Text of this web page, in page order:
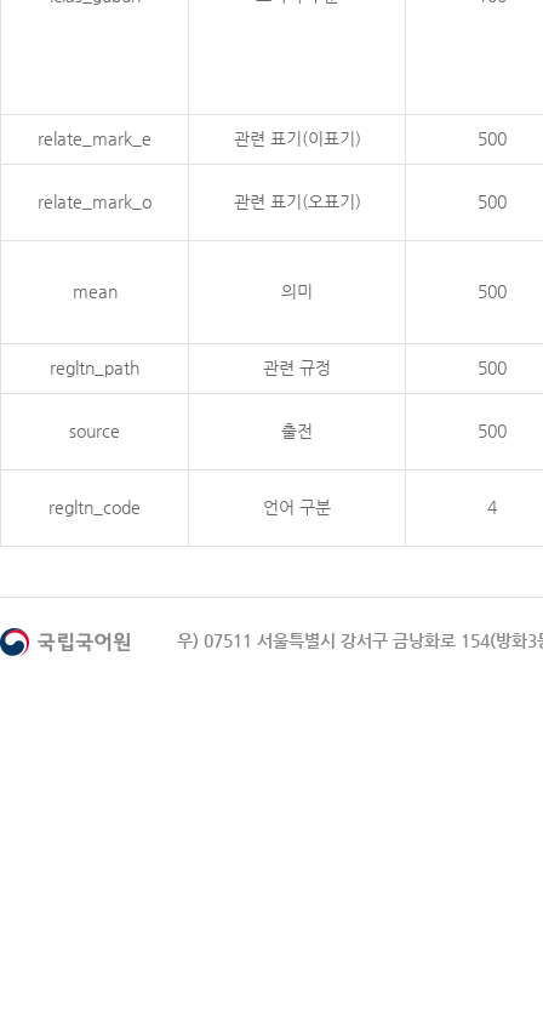
relate_mark_e 관련 표기(이표기) 500
relate_mark_o 관련 표기(오표기) 500
mean 의미 500
regltn_path 관련 규정 500
source 출전 500
regltn_code 언어 구분 4
우) 07511 서울특별시 강서구 금낭화로 154(방화3